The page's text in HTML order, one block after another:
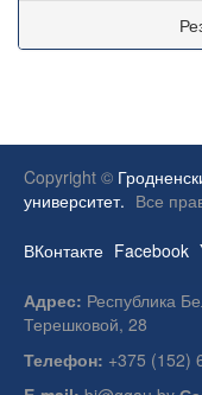
Copyright ©
университет. Все
ВКонтакте Facebook
Адрес: Республика
Терешковой, 28
Телефон: +375 (152)